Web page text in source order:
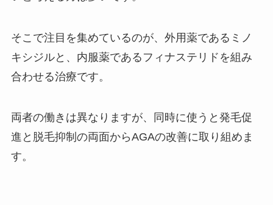
そこで注目を集めているのが、外用薬であるミノ
キシジルと、内服薬であるフィナステリドを組み
合わせる治療です。
両者の働きは異なりますが、同時に使うと発毛促
進と脱毛抑制の両面からAGAの改善に取り組めま
す。